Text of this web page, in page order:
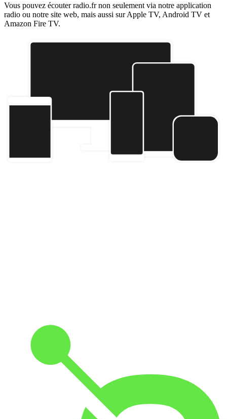
Vous pouvez écouter radio.fr non seulement via notre application
radio ou notre site web, mais aussi sur Apple TV, Android TV et
Amazon Fire TV.